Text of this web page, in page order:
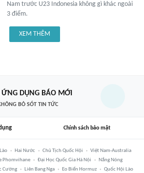
Nam trước U23 Indonesia không gì khác ngoài
3 điểm.
XEM THÊM
ỨNG DỤNG BÁO MỚI
BỎ SÓT TIN TỨC
Chính sách bảo mật
Lào Hai Nước Chủ Tịch Quốc Hội
Việt Nam-Australia
Phomvihane Đại Học Quốc Gia Hà Nội
Nắng Nóng
Cường Liên Bang Nga Eo Biển Hormuz
Quốc Hội Lào